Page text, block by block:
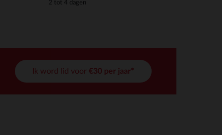
2 tot 4 dagen
Ik word lid voor €30 per jaar*